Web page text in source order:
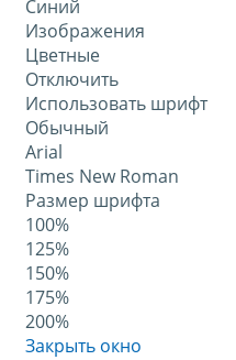
Синий
Изображения
Цветные
Отключить
Использовать шрифт
Обычный
Arial
Times New Roman
Размер шрифта
100%
125%
150%
175%
200%
Закрыть окно